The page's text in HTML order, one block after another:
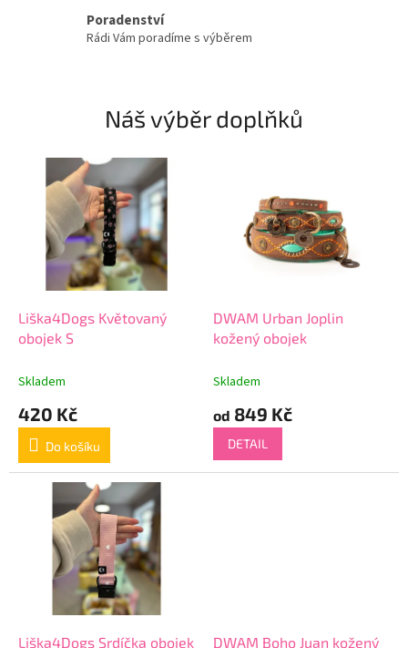
Poradenství
Rádi Vám poradíme s výběrem
Náš výběr doplňků
Liška4Dogs Květovaný
obojek S
Skladem
420 Kč
Do košíku
DWAM Urban Joplin
kožený obojek
Skladem
od 849 Kč
DETAIL
Liška4Dogs Srdíčka obojek
DWAM Boho Juan kožený